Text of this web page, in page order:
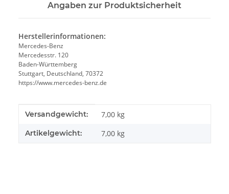
Angaben zur Produktsicherheit
Herstellerinformationen:
Mercedes-Benz
Mercedesstr. 120
Baden-Württemberg
Stuttgart, Deutschland, 70372
https://www.mercedes-benz.de
Produkteigenschaft
Wert
Versandgewicht: 7,00 kg
Artikelgewicht: 7,00 kg